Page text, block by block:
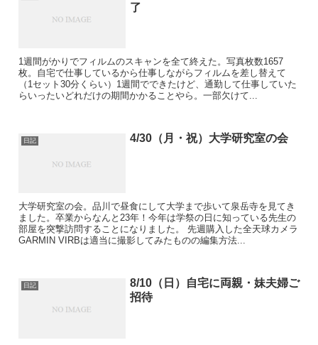
了
1週間がかりでフィルムのスキャンを全て終えた。写真枚数1657
枚。自宅で仕事しているから仕事しながらフィルムを差し替えて
（1セット30分くらい）1週間でできたけど、通勤して仕事していた
らいったいどれだけの期間かかることやら。一部欠けて...
日記 4/30（月・祝）大学研究室の会
大学研究室の会。品川で昼食にして大学まで歩いて泉岳寺を見てき
ました。卒業からなんと23年！今年は学祭の日に知っている先生の
部屋を突撃訪問することになりました。 先週購入した全天球カメラ
GARMIN VIRBは適当に撮影してみたものの編集方法...
日記
8/10（日）自宅に両親・妹夫婦ご
招待